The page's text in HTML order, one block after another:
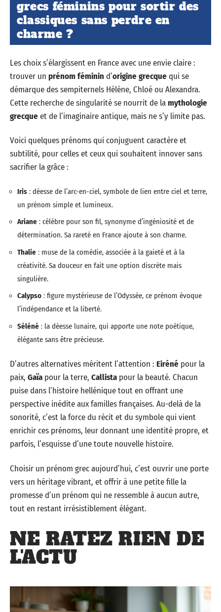
grecs féminins pour sortir des
classiques sans perdre en
charme ?
Les choix s’élargissent en France avec une envie claire :
trouver un prénom féminin d’origine grecquequi se
démarque des sempiternels Hélène, Chloé ou Alexandra.
Cette recherche de singularité se nourrit de lamythologie
grecqueet de l’imaginaire antique, mais ne s’y limite pas.
Voici quelques prénoms qui conjuguent caractère et
subtilité, pour celles et ceux qui souhaitent innover sans
sacrifier la grâce :
Iris : déesse de l’arc-en-ciel, symbole de lien entre ciel et terre,
un prénom simple et lumineux.
Ariane : célèbre pour son fil, synonyme d’ingéniosité et de
détermination. Sa rareté en France ajoute à son charme.
Thalie : muse de la comédie, associée à la gaieté et à la
créativité. Sa douceur en fait une option discrète mais
singulière.
Calypso : figure mystérieuse de l’Odyssée, ce prénom évoque
l’indépendance et la liberté.
Séléné : la déesse lunaire, qui apporte une note poétique,
élégante sans être précieuse.
D’autres alternatives méritent l’attention : Eiréné pour la
paix, Gaïa pour la terre, Callista pour la beauté. Chacun
puise dans l’histoire hellénique tout en offrant une
perspective inédite aux familles françaises. Au-delà de la
sonorité, c’est la force du récit et du symbole qui vient
enrichir ces prénoms, leur donnant une identité propre, et
parfois, l’esquisse d’une toute nouvelle histoire.
Choisir un prénom grec aujourd’hui, c’est ouvrir une porte
vers un héritage vibrant, et offrir à une petite fille la
promesse d’un prénom qui ne ressemble à aucun autre,
tout en restant irrésistiblement élégant.
NE RATEZ RIEN DE
L'ACTU